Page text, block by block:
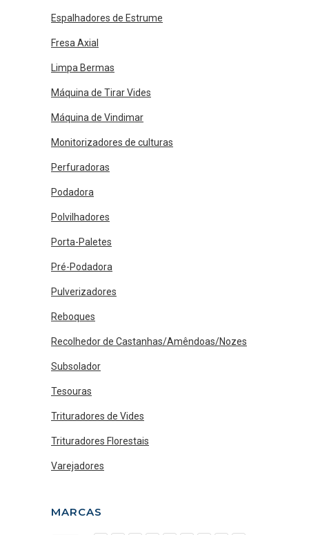
Espalhadores de Estrume
Fresa Axial
Limpa Bermas
Máquina de Tirar Vides
Máquina de Vindimar
Monitorizadores de culturas
Perfuradoras
Podadora
Polvilhadores
Porta-Paletes
Pré-Podadora
Pulverizadores
Reboques
Recolhedor de Castanhas/Amêndoas/Nozes
Subsolador
Tesouras
Trituradores de Vides
Trituradores Florestais
Varejadores
MARCAS